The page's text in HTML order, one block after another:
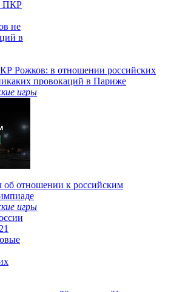
Рожков: в отношении российских
провокаций в Париже
игры
об отношении к российским
игры